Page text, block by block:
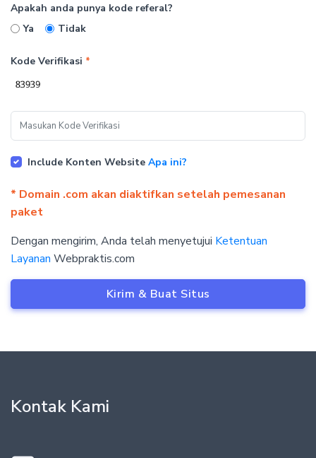
Apakah anda punya kode referal?
Ya
Tidak
Kode Verifikasi *
Include Konten Website Apa ini?
* Domain .com akan diaktifkan setelah pemesanan
paket
Dengan mengirim, Anda telah menyetujui Ketentuan
Layanan Webpraktis.com
Kirim & Buat Situs
Kontak Kami